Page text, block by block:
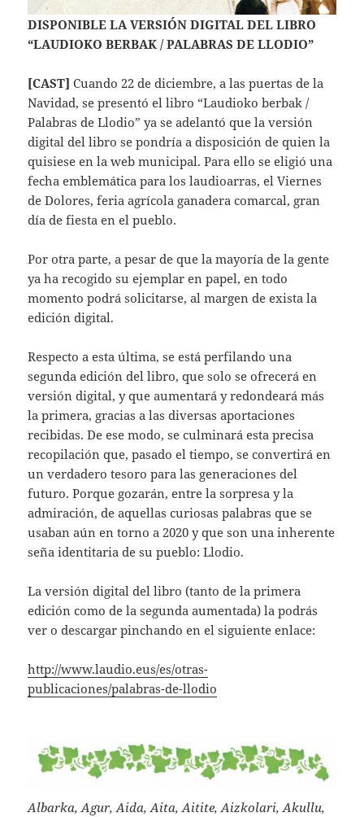
DISPONIBLE LA VERSIÓN DIGITAL DEL LIBRO
“LAUDIOKO BERBAK / PALABRAS DE LLODIO”
[CAST] Cuando 22 de diciembre, a las puertas de la
Navidad, se presentó el libro “Laudioko berbak /
Palabras de Llodio” ya se adelantó que la versión
digital del libro se pondría a disposición de quien la
quisiese en la web municipal. Para ello se eligió una
fecha emblemática para los laudioarras, el Viernes
de Dolores, feria agrícola ganadera comarcal, gran
día de fiesta en el pueblo.
Por otra parte, a pesar de que la mayoría de la gente
ya ha recogido su ejemplar en papel, en todo
momento podrá solicitarse, al margen de exista la
edición digital.
Respecto a esta última, se está perfilando una
segunda edición del libro, que solo se ofrecerá en
versión digital, y que aumentará y redondeará más
la primera, gracias a las diversas aportaciones
recibidas. De ese modo, se culminará esta precisa
recopilación que, pasado el tiempo, se convertirá en
un verdadero tesoro para las generaciones del
futuro. Porque gozarán, entre la sorpresa y la
admiración, de aquellas curiosas palabras que se
usaban aún en torno a 2020 y que son una inherente
seña identitaria de su pueblo: Llodio.
La versión digital del libro (tanto de la primera
edición como de la segunda aumentada) la podrás
ver o descargar pinchando en el siguiente enlace:
http://www.laudio.eus/es/otras-
publicaciones/palabras-de-llodio
Albarka, Agur, Aida, Aita, Aitite, Aizkolari, Akullu,